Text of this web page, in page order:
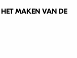
HET MAKEN VAN DE